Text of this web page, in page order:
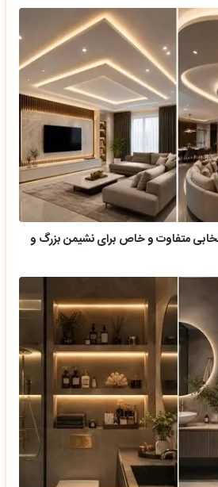
متفاوت و خاص برای نشیمن بزرگ و